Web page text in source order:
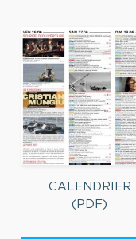
CALENDRIER
(PDF)